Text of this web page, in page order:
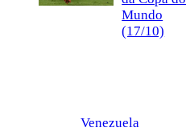
Mundo
(17/10)
Venezuela